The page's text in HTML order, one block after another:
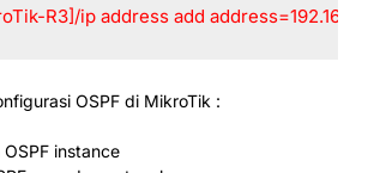
R3]/ip address add
OSPF di MikroTik :
instance